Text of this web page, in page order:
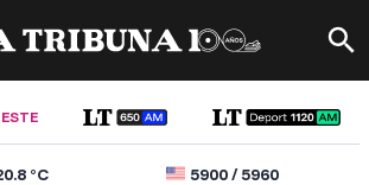
ESTE
°C 5900/5960